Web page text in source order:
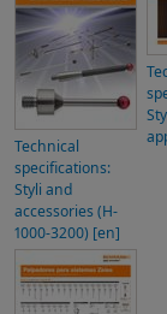
Technical
specifications:
Styli and
accessories (H-
1000-3200) [en]